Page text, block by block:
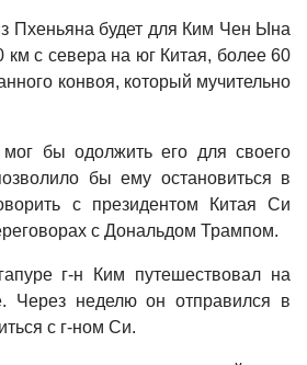
Пхеньяна будет для Ким Чен Ына
км с севера на юг Китая, более 60
конвоя, который мучительно
бы одолжить его для своего
бы ему остановиться в
с президентом Китая Си
с Дональдом Трампом.
г-н Ким путешествовал на
Через неделю он отправился в
с г-ном Си.